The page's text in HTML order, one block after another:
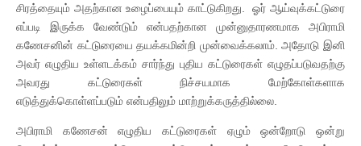
சிரத்தையும் அதற்கான உழைப்பையும் காட்டுகிறது. ஓர் ஆய்வுக்கட்டுரை
எப்படி இருக்க வேண்டும் என்பதற்கான முன்னுதாரணமாக அபிராமி
கணேசனின் கட்டுரையை தயக்கமின்றி முன்வைக்கலாம். அதோடு இனி
அவர் எழுதிய உள்ளடக்கம் சார்ந்து புதிய கட்டுரைகள் எழுதப்படுவதற்கு
அவரது கட்டுரைகள் நிச்சயமாக மேற்கோள்களாக
எடுத்துக்கொள்ளப்படும் என்பதிலும் மாற்றுக்கருத்தில்லை.
அபிராமி கணேசன் எழுதிய கட்டுரைகள் ஏழும் ஒன்றோடு ஒன்று